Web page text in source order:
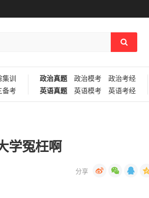
集训
备考
政治真题 政治模考
政治考经
英语真题
英语模考 英语考经
学冤枉啊